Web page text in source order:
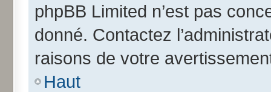
phpBB Limited n’est pas
donné. Contactez
raisons de votre
Haut